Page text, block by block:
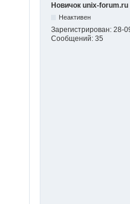
Новичок unix-forum.ru
Неактивен
Зарегистрирован: 28-
Сообщений: 35